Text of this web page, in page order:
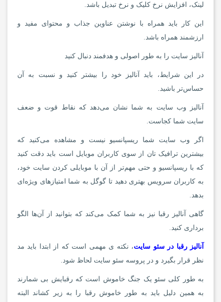
لینک، افزایش نرخ کلیک و نرخ تبدیل باشد.
این کار باید همراه با نوشتن عناوین جذاب و محتوای مفید و
ارزشمند همراه باشد.
آنالیز سایت را به طور اصولی و هدفمند دنبال کنید
در این شرایط، باید آنالیز خود را بیشتر کنید و نسبت به آن
حساس‌تر باشید.
آنالیز وب سایت به شما نشان می‌دهد که نقاط قوت و ضعف
سایت شما کجاست.
اگر وب سایت شما ریسپانسیو نیست و مشاهده می‌کنید که
بیشترین ترافیک تان از سوی کاربران موبایل است باید دقت کنید
که با ریسپانسیو و حتی مهم‌تر از آن با موبایلی کردن سایت خود،
به کاربران سرویس بهتری دهید تا گوگل به شما امتیاز‌های ویژه‌ای
بدهد.
گاهی آنالیز رقبا نیز به شما کمک می‌کند که بتوانید از آن‌ها الگو
برداری کنید.
آنالیز رقبا در سئو سایت، نکته ی مهمی است که از ابتدا باید مد
نظر قرار بگیرد و در پروسه سئو سایت لحاظ شود.
به طور کلی سئو یک جنگ خاموش است که رقبایش بی شمارند
به همین دلیل باید به طور خاموش رقبا را به زیر کشاند البته